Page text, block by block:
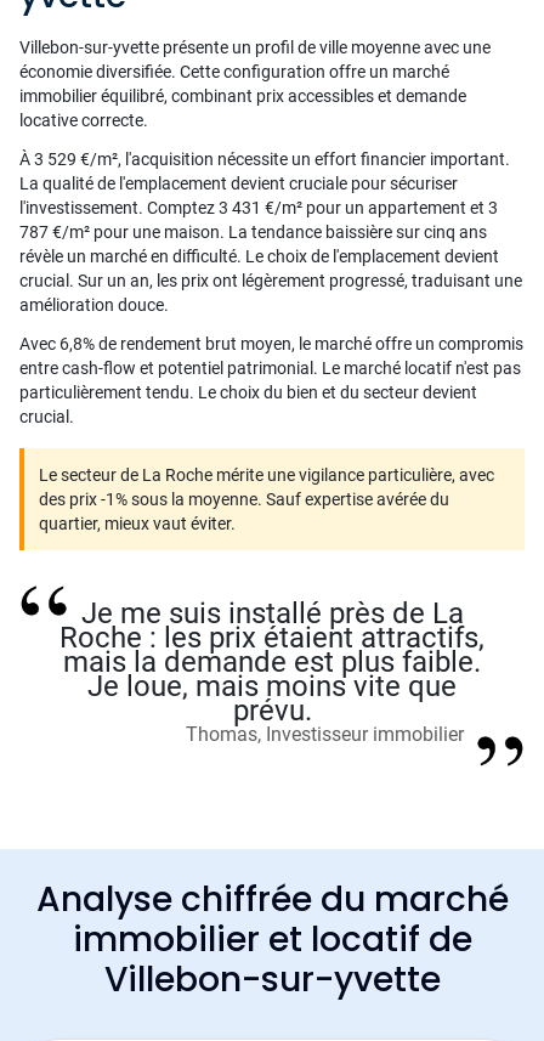
Villebon-sur-yvette présente un profil de ville moyenne avec une
économie diversifiée. Cette configuration offre un marché
immobilier équilibré, combinant prix accessibles et demande
locative correcte.
À 3 529 €/m², l'acquisition nécessite un effort financier important.
La qualité de l'emplacement devient cruciale pour sécuriser
l'investissement. Comptez 3 431 €/m² pour un appartement et 3
787 €/m² pour une maison. La tendance baissière sur cinq ans
révèle un marché en difficulté. Le choix de l'emplacement devient
crucial. Sur un an, les prix ont légèrement progressé, traduisant une
amélioration douce.
Avec 6,8% de rendement brut moyen, le marché offre un compromis
entre cash-flow et potentiel patrimonial. Le marché locatif n'est pas
particulièrement tendu. Le choix du bien et du secteur devient
crucial.
Le secteur de La Roche mérite une vigilance particulière, avec
des prix -1% sous la moyenne. Sauf expertise avérée du
quartier, mieux vaut éviter.
Je me suis installé près de La
Roche : les prix étaient attractifs,
mais la demande est plus faible.
Je loue, mais moins vite que
prévu.
Thomas, Investisseur immobilier
Analyse chiffrée du marché
immobilier et locatif de
Villebon-sur-yvette